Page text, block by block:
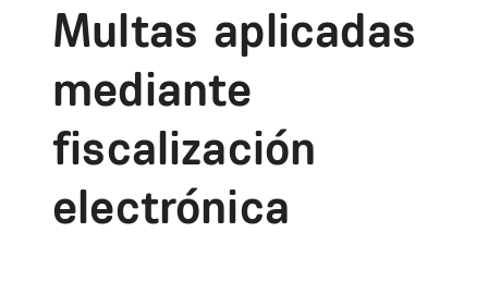
Multas aplicadas
mediante
fiscalización
electrónica